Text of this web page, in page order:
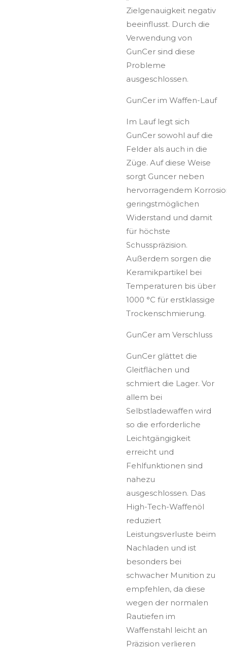
Zielgenauigkeit negativ
beeinflusst. Durch die
Verwendung von
GunCer sind diese
Probleme
ausgeschlossen.
GunCer im Waffen-Lauf
Im Lauf legt sich
GunCer sowohl auf die
Felder als auch in die
Züge. Auf diese Weise
sorgt Guncer neben
hervorragendem
geringstmöglichen
Widerstand und damit
für höchste
Schusspräzision.
Außerdem sorgen die
Keramikpartikel bei
Temperaturen bis über
1000 °C für erstklassige
Trockenschmierung.
GunCer am Verschluss
GunCer glättet die
Gleitflächen und
schmiert die Lager. Vor
allem bei
Selbstladewaffen wird
so die erforderliche
Leichtgängigkeit
erreicht und
Fehlfunktionen sind
nahezu
ausgeschlossen. Das
High-Tech-Waffenöl
reduziert
Leistungsverluste beim
Nachladen und ist
besonders bei
schwacher Munition zu
empfehlen, da diese
wegen der normalen
Rautiefen im
Waffenstahl leicht an
Präzision verlieren